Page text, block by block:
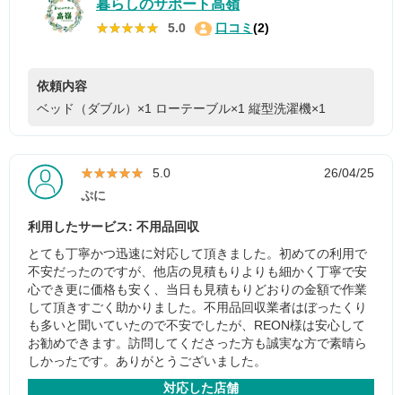
暮らしのサポート高嶺
★★★★★
★★★★★ 5.0 口コミ (2)
依頼内容
ベッド（ダブル）×1 ローテーブル×1 縦型洗濯機×1
★★★★★
★★★★★ 5.0
26/04/25
ぷに
利用したサービス: 不用品回収
とても丁寧かつ迅速に対応して頂きました。初めての利用で
不安だったのですが、他店の見積もりよりも細かく丁寧で安
心でき更に価格も安く、当日も見積もりどおりの金額で作業
して頂きすごく助かりました。不用品回収業者はぼったくり
も多いと聞いていたので不安でしたが、REON様は安心して
お勧めできます。訪問してくださった方も誠実な方で素晴ら
しかったです。ありがとうございました。
対応した店舗